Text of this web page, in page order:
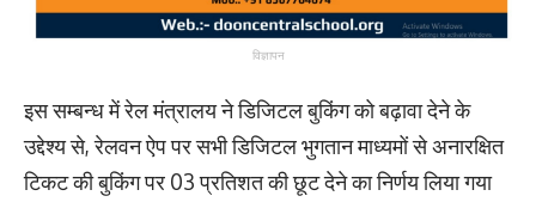
विज्ञापन
इस सम्बन्ध में रेल मंत्रालय ने डिजिटल बुकिंग को बढ़ावा देने के
उद्देश्य से, रेलवन ऐप पर सभी डिजिटल भुगतान माध्यमों से अनारक्षित
टिकट की बुकिंग पर 03 प्रतिशत की छूट देने का निर्णय लिया गया